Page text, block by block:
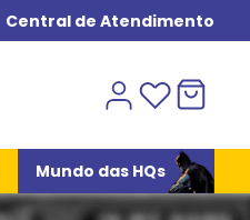
Central de Atendimento
Mundo das HQs